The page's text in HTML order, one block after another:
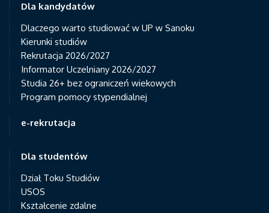
Dla kandydatów
Dlaczego warto studiować w UP w Sanoku
Kierunki studiów
Rekrutacja 2026/2027
Informator Uczelniany 2026/2027
Studia 26+ bez ograniczeń wiekowych
Program pomocy stypendialnej
e-rekrutacja
Dla studentów
Dział Toku Studiów
USOS
Kształcenie zdalne